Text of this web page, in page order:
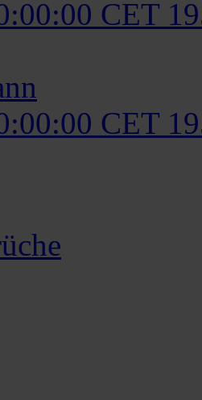
CET
CET